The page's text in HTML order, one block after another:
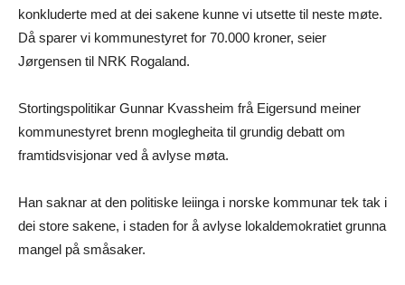
konkluderte med at dei sakene kunne vi utsette til neste møte.
Då sparer vi kommunestyret for 70.000 kroner, seier
Jørgensen til NRK Rogaland.
Stortingspolitikar Gunnar Kvassheim frå Eigersund meiner
kommunestyret brenn moglegheita til grundig debatt om
framtidsvisjonar ved å avlyse møta.
Han saknar at den politiske leiinga i norske kommunar tek tak i
dei store sakene, i staden for å avlyse lokaldemokratiet grunna
mangel på småsaker.